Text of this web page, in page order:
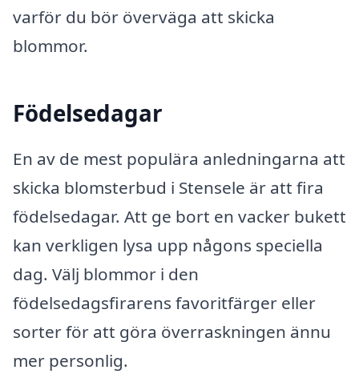
varför du bör överväga att skicka
blommor.
Födelsedagar
En av de mest populära anledningarna att
skicka blomsterbud i Stensele är att fira
födelsedagar. Att ge bort en vacker bukett
kan verkligen lysa upp någons speciella
dag. Välj blommor i den
födelsedagsfirarens favoritfärger eller
sorter för att göra överraskningen ännu
mer personlig.